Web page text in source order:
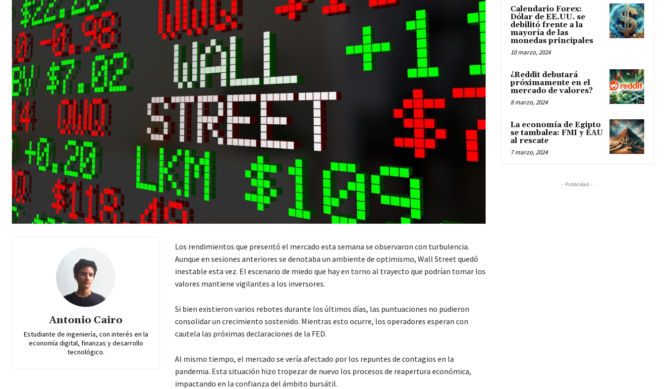
Antonio Cairo
Estudiante de ingeniería, con interés en la
economía digital, finanzas y desarrollo
tecnológico.
Los rendimientos que presentó el mercado esta semana se observaron con turbulencia.
Aunque en sesiones anteriores se denotaba un ambiente de optimismo, Wall Street quedó
inestable esta vez. El escenario de miedo que hay en torno al trayecto que podrían tomar los
valores mantiene vigilantes a los inversores.
Si bien existieron varios rebotes durante los últimos días, las puntuaciones no pudieron
consolidar un crecimiento sostenido. Mientras esto ocurre, los operadores esperan con
cautela las próximas declaraciones de la FED.
Al mismo tiempo, el mercado se vería afectado por los repuntes de contagios en la
pandemia. Esta situación hizo tropezar de nuevo los procesos de reapertura económica,
impactando en la confianza del ámbito bursátil.
Calendario Forex:
Dólar de EE.UU. se
debilitó frente a la
mayoría de las
monedas principales
10 marzo, 2024
¿Reddit debutará
próximamente en el
mercado de valores?
8 marzo, 2024
La economía de Egipto
se tambalea: FMI y EAU
al rescate
7 marzo, 2024
- Publicidad -